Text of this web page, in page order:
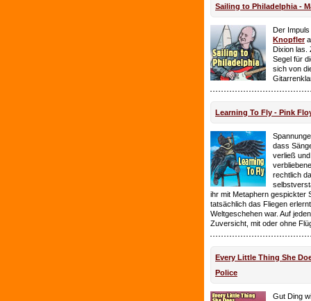
Sailing to Philadelphia -
Der
Knopfler
Dixion las.
Segel für
sich von
Learning To Fly - Pink
dass
verließ
rechtlich
ihr mit Metaphern gespickter
tatsächlich das Fliegen
Weltgeschehen war. Auf
Zuversicht, mit oder ohne
Every Little Thing She
Police
Gut Ding